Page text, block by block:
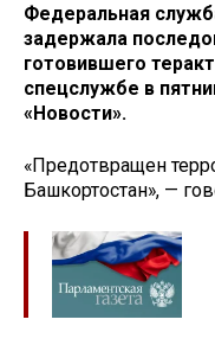
Федеральная
задержала
готовившего
спецслужбе в
«Новости».
«Предотвращен
Башкортостан», —